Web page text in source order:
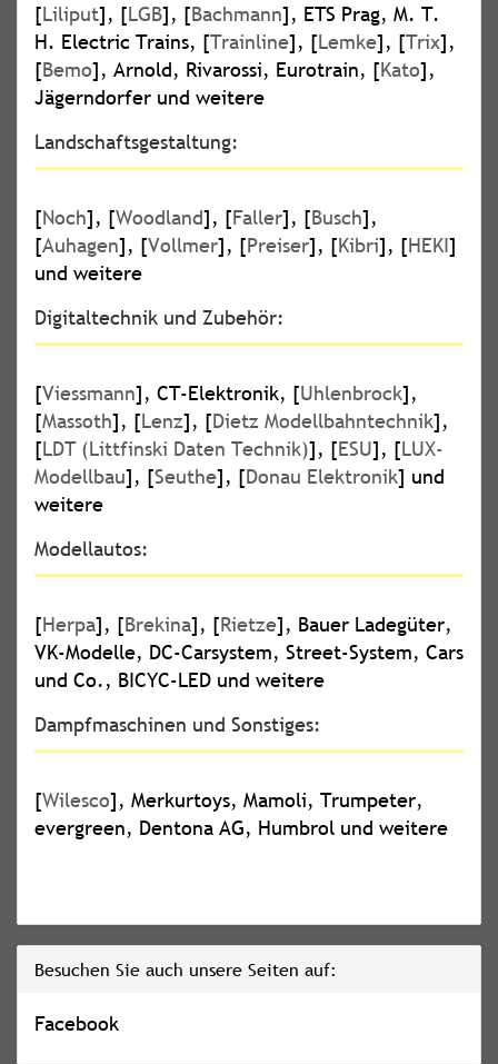
[Liliput], [LGB], [Bachmann], ETS Prag, M. T.
H. Electric Trains, [Trainline], [Lemke], [Trix],
[Bemo], Arnold, Rivarossi, Eurotrain, [Kato],
Jägerndorfer und weitere
Landschaftsgestaltung:
[Noch], [Woodland], [Faller], [Busch],
[Auhagen], [Vollmer], [Preiser], [Kibri], [HEKI]
und weitere
Digitaltechnik und Zubehör:
[Viessmann], CT-Elektronik, [Uhlenbrock],
[Massoth], [Lenz], [Dietz Modellbahntechnik],
[LDT (Littfinski Daten Technik)], [ESU], [LUX-
Modellbau], [Seuthe], [Donau Elektronik] und
weitere
Modellautos:
[Herpa], [Brekina], [Rietze], Bauer Ladegüter,
VK-Modelle, DC-Carsystem, Street-System, Cars
und Co., BICYC-LED und weitere
Dampfmaschinen und Sonstiges:
[Wilesco], Merkurtoys, Mamoli, Trumpeter,
evergreen, Dentona AG, Humbrol und weitere
Besuchen Sie auch unsere Seiten auf:
Facebook